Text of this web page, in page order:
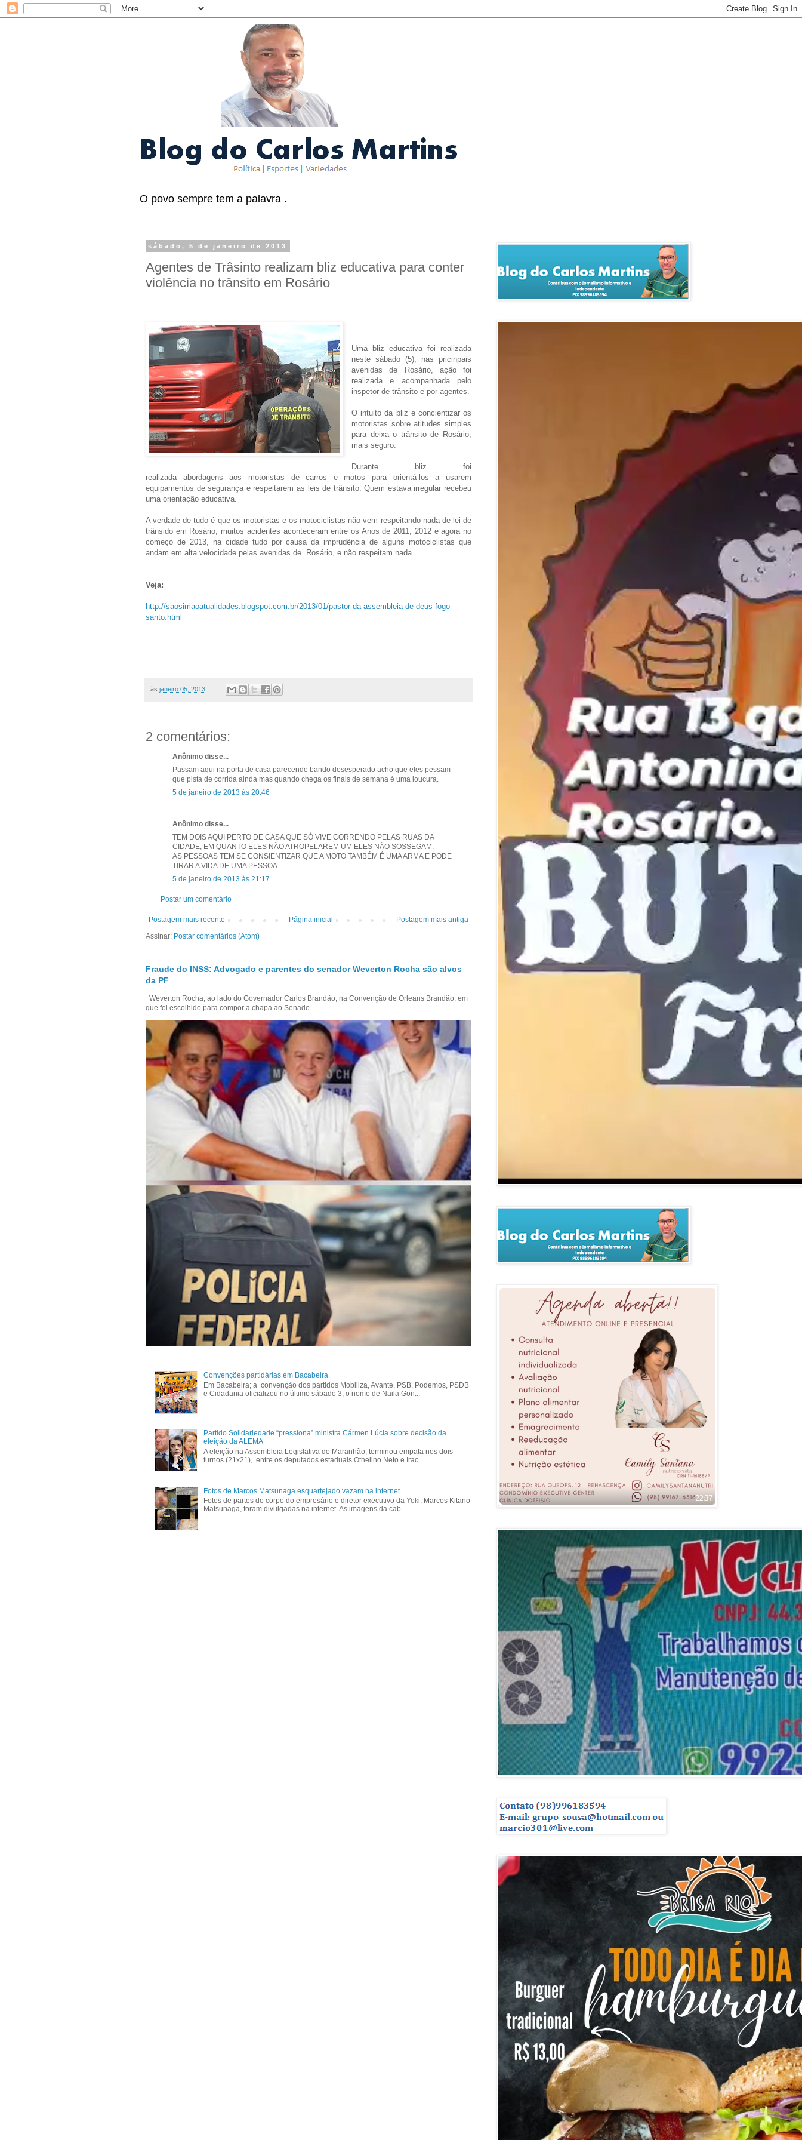
O povo sempre tem a palavra .
sábado, 5 de janeiro de 2013
Agentes de Trâsinto realizam bliz educativa para conter
violência no trânsito em Rosário
Uma bliz educativa foi realizada
neste sábado (5), nas pricinpais
avenidas de Rosário, ação foi
realizada e acompanhada pelo
inspetor de trânsito e por agentes.
O intuito da bliz e concientizar os
motoristas sobre atitudes simples
para deixa o trânsito de Rosário,
mais seguro.
Durante bliz foi
realizada abordagens aos motoristas de carros e motos para orientá-los a usarem
equipamentos de segurança e respeitarem as leis de trânsito. Quem estava irregular recebeu
uma orientação educativa.
A verdade de tudo é que os motoristas e os motociclistas não vem respeitando nada de lei de
trânsido em Rosário, muitos acidentes aconteceram entre os Anos de 2011, 2012 e agora no
começo de 2013, na cidade tudo por causa da imprudência de alguns motociclistas que
andam em alta velocidade pelas avenidas de Rosário, e não respeitam nada.
Veja:
http://saosimaoatualidades.blogspot.com.br/2013/01/pastor-da-assembleia-de-deus-fogo-
santo.html
às janeiro 05, 2013
2 comentários:
Anônimo disse...
Passam aqui na porta de casa parecendo bando desesperado acho que eles pessam
que pista de corrida ainda mas quando chega os finais de semana é uma loucura.
5 de janeiro de 2013 às 20:46
Anônimo disse...
TEM DOIS AQUI PERTO DE CASA QUE SÓ VIVE CORRENDO PELAS RUAS DA
CIDADE, EM QUANTO ELES NÃO ATROPELAREM UM ELES NÃO SOSSEGAM.
AS PESSOAS TEM SE CONSIENTIZAR QUE A MOTO TAMBÉM É UMA ARMA E PODE
TIRAR A VIDA DE UMA PESSOA.
5 de janeiro de 2013 às 21:17
Postar um comentário
Postagem mais recente Postagem mais antiga
Página inicial
Assinar: Postar comentários (Atom)
Fraude do INSS: Advogado e parentes do senador Weverton Rocha são alvos
da PF
Weverton Rocha, ao lado do Governador Carlos Brandão, na Convenção de Orleans Brandão, em
que foi escolhido para compor a chapa ao Senado ...
Convenções partidárias em Bacabeira
Em Bacabeira; a convenção dos partidos Mobiliza, Avante, PSB, Podemos, PSDB
e Cidadania oficializou no último sábado 3, o nome de Naila Gon...
Partido Solidariedade “pressiona” ministra Cármen Lúcia sobre decisão da
eleição da ALEMA
A eleição na Assembleia Legislativa do Maranhão, terminou empata nos dois
turnos (21x21), entre os deputados estaduais Othelino Neto e Irac...
Fotos de Marcos Matsunaga esquartejado vazam na internet
Fotos de partes do corpo do empresário e diretor executivo da Yoki, Marcos Kitano
Matsunaga, foram divulgadas na internet. As imagens da cab...